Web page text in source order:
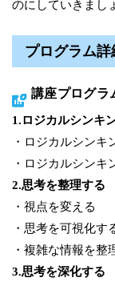
のにしていきまし
プログラム詳
講座プログラ
1.ロジカルシンキ
・ロジカルシンキ
・ロジカルシンキ
2.思考を整理する
・視点を変える
・思考を可視化す
・複雑な情報を整
3.思考を深化する